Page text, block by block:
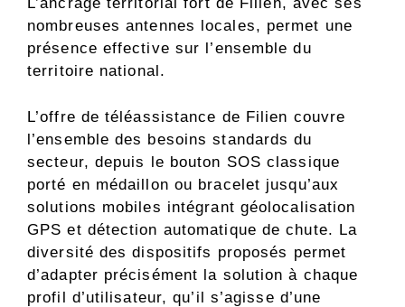
nombreuses antennes locales, permet une
présence effective sur l’ensemble du
territoire national.
L’offre de téléassistance de Filien couvre
l’ensemble des besoins standards du
secteur, depuis le bouton SOS classique
porté en médaillon ou bracelet jusqu’aux
solutions mobiles intégrant géolocalisation
GPS et détection automatique de chute. La
diversité des dispositifs proposés permet
d’adapter précisément la solution à chaque
profil d’utilisateur, qu’il s’agisse d’une